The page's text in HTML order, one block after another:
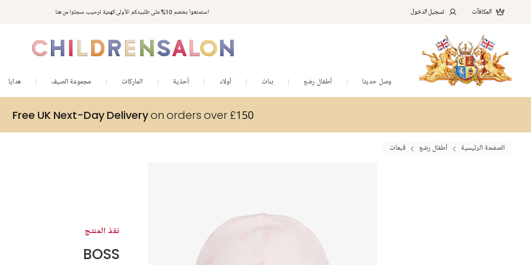
استمتعوا بخصم 10% على طلبيتكم الأولى كهدية ترحيب. سجلوا من هنا المكافآت تسجيل الدخول
وصل حديثا أطفال رضع بنات أولاد أحذية الماركات مجموعة الصيف هدايا
Free UK Next-Day Deliveryon orders over £150
الصفحة الرئيسية أطفال رضع قبعات
نفذ المنتج
BOSS